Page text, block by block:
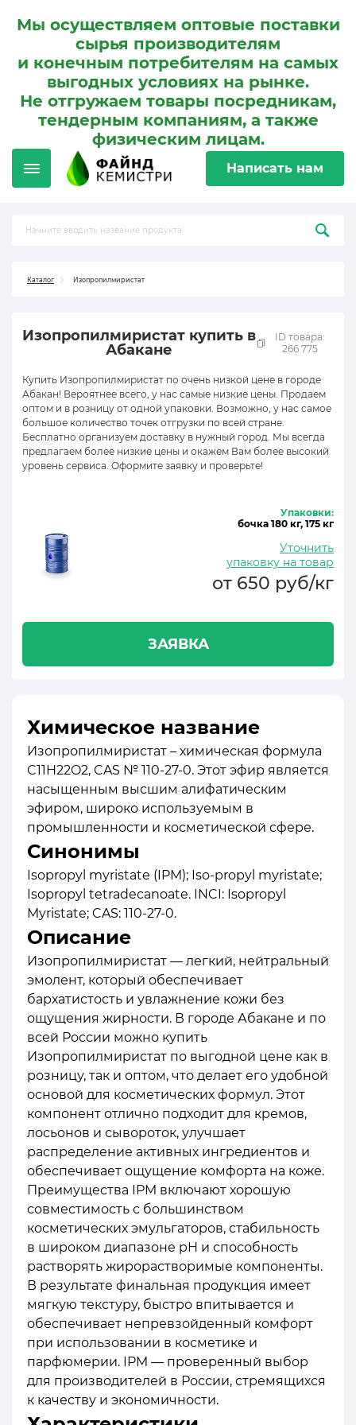
Мы осуществляем оптовые поставки
сырья производителям
и конечным потребителям на самых
выгодных условиях на рынке.
Не отгружаем товары посредникам,
тендерным компаниям, а также
физическим лицам.
Написать нам
Каталог Изопропилмиристат
Изопропилмиристат купить в
Абакане
ID товара:
266 775
Купить Изопропилмиристат по очень низкой цене в городе
Абакан! Вероятнее всего, у нас самые низкие цены. Продаем
оптом и в розницу от одной упаковки. Возможно, у нас самое
большое количество точек отгрузки по всей стране.
Бесплатно организуем доставку в нужный город. Мы всегда
предлагаем более низкие цены и окажем Вам более высокий
уровень сервиса. Оформите заявку и проверьте!
Упаковки:
бочка 180 кг, 175 кг
Уточнить
упаковку на товар
от 650 руб/кг
ЗАЯВКА
Химическое название
Изопропилмиристат – химическая формула
C11H22O2, CAS № 110-27-0. Этот эфир является
насыщенным высшим алифатическим
эфиром, широко используемым в
промышленности и косметической сфере.
Синонимы
Isopropyl myristate (IPM); Iso-propyl myristate;
Isopropyl tetradecanoate. INCI: Isopropyl
Myristate; CAS: 110-27-0.
Описание
Изопропилмиристат — легкий, нейтральный
эмолент, который обеспечивает
бархатистость и увлажнение кожи без
ощущения жирности. В городе Абакане и по
всей России можно купить
Изопропилмиристат по выгодной цене как в
розницу, так и оптом, что делает его удобной
основой для косметических формул. Этот
компонент отлично подходит для кремов,
лосьонов и сывороток, улучшает
распределение активных ингредиентов и
обеспечивает ощущение комфорта на коже.
Преимущества IPM включают хорошую
совместимость с большинством
косметических эмульгаторов, стабильность
в широком диапазоне pH и способность
растворять жирорастворимые компоненты.
В результате финальная продукция имеет
мягкую текстуру, быстро впитывается и
обеспечивает непревзойденный комфорт
при использовании в косметике и
парфюмерии. IPM — проверенный выбор
для производителей в России, стремящихся
к качеству и экономичности.